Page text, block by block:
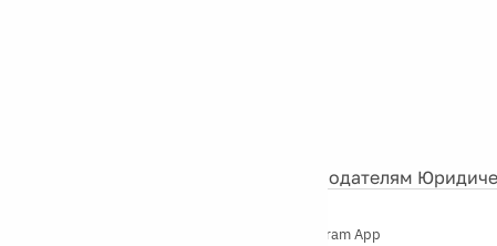
Рекламодателям
Telegram App